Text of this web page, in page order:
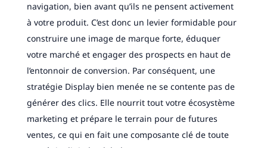
navigation, bien avant qu’ils ne pensent activement
à votre produit. C’est donc un levier formidable pour
construire une image de marque forte, éduquer
votre marché et engager des prospects en haut de
l’entonnoir de conversion. Par conséquent, une
stratégie Display bien menée ne se contente pas de
générer des clics. Elle nourrit tout votre écosystème
marketing et prépare le terrain pour de futures
ventes, ce qui en fait une composante clé de toute